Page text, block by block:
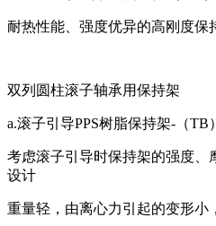
耐热性能、强度优异的高刚度保
双列圆柱滚子轴承用保持架
a.滚子引导PPS树脂保持架-（
考虑滚子引导时保持架的强度、
设计
重量轻，由离心力引起的变形小